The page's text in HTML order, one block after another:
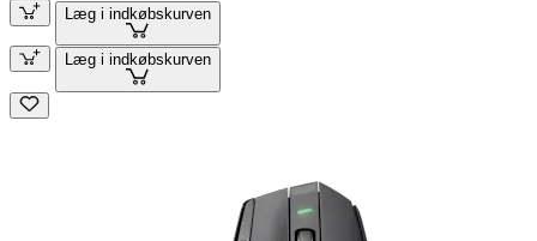
Læg i indkøbskurven
Læg i indkøbskurven